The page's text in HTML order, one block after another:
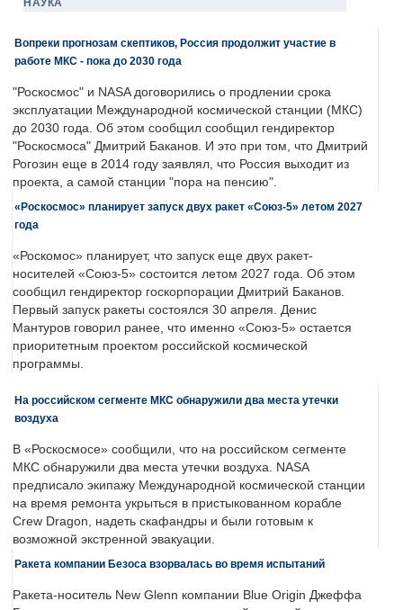
НАУКА
Вопреки прогнозам скептиков, Россия продолжит участие в
работе МКС - пока до 2030 года
"Роскосмос" и NASA договорились о продлении срока
эксплуатации Международной космической станции (МКС)
до 2030 года. Об этом сообщил сообщил гендиректор
"Роскосмоса" Дмитрий Баканов. И это при том, что Дмитрий
Рогозин еще в 2014 году заявлял, что Россия выходит из
проекта, а самой станции "пора на пенсию".
«Роскосмос» планирует запуск двух ракет «Союз-5» летом 2027
года
«Роскомос» планирует, что запуск еще двух ракет-
носителей «Союз-5» состоится летом 2027 года. Об этом
сообщил гендиректор госкорпорации Дмитрий Баканов.
Первый запуск ракеты состоялся 30 апреля. Денис
Мантуров говорил ранее, что именно «Союз-5» остается
приоритетным проектом российской космической
программы.
На российском сегменте МКС обнаружили два места утечки
воздуха
В «Роскосмосе» сообщили, что на российском сегменте
МКС обнаружили два места утечки воздуха. NASA
предписало экипажу Международной космической станции
на время ремонта укрыться в пристыкованном корабле
Crew Dragon, надеть скафандры и были готовым к
возможной экстренной эвакуации.
Ракета компании Безоса взорвалась во время испытаний
Ракета-носитель New Glenn компании Blue Origin Джеффа